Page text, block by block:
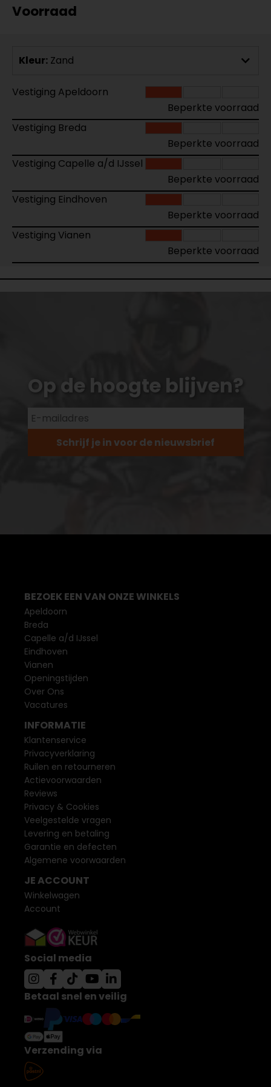
Voorraad
Kleur: Zand
Vestiging Apeldoorn
Beperkte voorraad
Vestiging Breda
Beperkte voorraad
Vestiging Capelle a/d IJssel
Beperkte voorraad
Vestiging Eindhoven
Beperkte voorraad
Vestiging Vianen
Beperkte voorraad
Op de hoogte blijven?
Schrijf je in voor de nieuwsbrief
BEZOEK EEN VAN ONZE WINKELS
Apeldoorn
Breda
Capelle a/d IJssel
Eindhoven
Vianen
Openingstijden
Over Ons
Vacatures
INFORMATIE
Klantenservice
Privacyverklaring
Ruilen en retourneren
Actievoorwaarden
Reviews
Privacy & Cookies
Veelgestelde vragen
Levering en betaling
Garantie en defecten
Algemene voorwaarden
JE ACCOUNT
Winkelwagen
Account
Social media
Betaal snel en veilig
Verzending via